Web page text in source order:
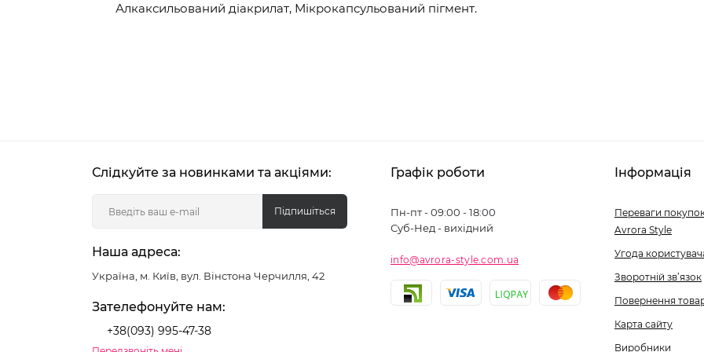
Алкаксильований діакрилат, Мікрокапсульований пігмент.
Слідкуйте за новинками та акціями:
Підпишіться
Наша адреса:
Україна, м. Київ, вул. Вінстона Черчилля, 42
Зателефонуйте нам:
+38(093) 995-47-38
Графік роботи
Пн-пт - 09:00 - 18:00
Суб-Нед - вихідний
info@avrora-style.com.ua
Інформація
Переваги
Avrora Style
Угода
Зворотній зв’язок
Повернення
Карта сайту
Виробники